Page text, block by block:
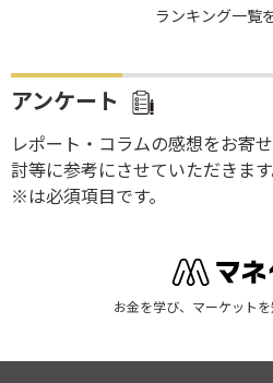
ランキング一覧
アンケート
レポート・コラムの感想をお寄
討等に参考にさせていただきます
※は必須項目です。
お金を学び、マーケット